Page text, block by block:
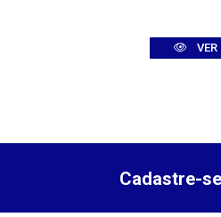
VER
Cadastre-